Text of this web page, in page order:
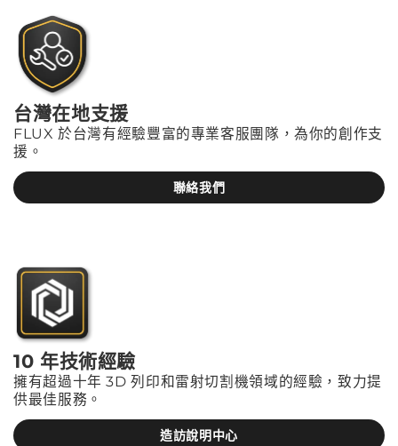
台灣在地支援
FLUX 於台灣有經驗豐富的專業客服團隊，為你的創作支
援。
聯絡我們
10 年技術經驗
擁有超過十年 3D 列印和雷射切割機領域的經驗，致力提
供最佳服務。
造訪說明中心